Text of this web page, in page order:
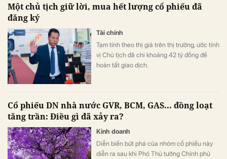
Một chủ tịch giữ lời, mua hết lượng cổ phiếu đã
đăng ký
Tài chính
Tạm tính theo thị giá trên thị trường, ước tính
vị Chủ tịch đã chi khoảng 42 tỷ đồng để
hoàn tất giao dịch.
Cổ phiếu DN nhà nước GVR, BCM, GAS... đồng loạt
tăng trần: Điều gì đã xảy ra?
Kinh doanh
Diễn biến bứt phá của nhóm cổ phiếu này
diễn ra sau khi Phó Thủ tướng Chính phủ